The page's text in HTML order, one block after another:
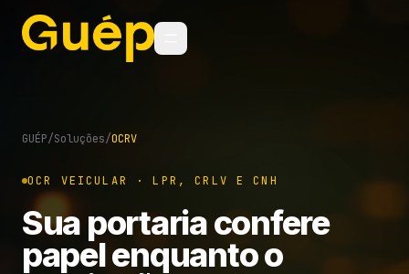
GUÉP/Soluções/OCRV
OCR VEICULAR · LPR, CRLV E CNH
Sua portaria confere
papel enquanto o